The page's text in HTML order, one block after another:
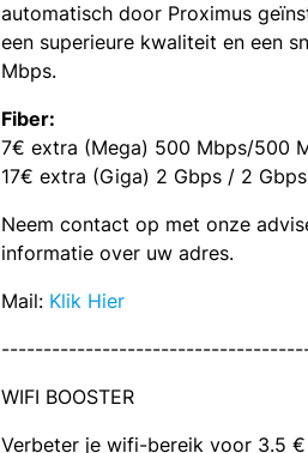
automatisch door Proximus
een superieure kwaliteit en een
Mbps.
Fiber:
7€ extra (Mega) 500 Mbps/500
17€ extra (Giga) 2 Gbps / 2 Gbps
Neem contact op met onze
informatie over uw adres.
Mail: Klik Hier
WIFI BOOSTER
Verbeter je wifi-bereik voor 3.5